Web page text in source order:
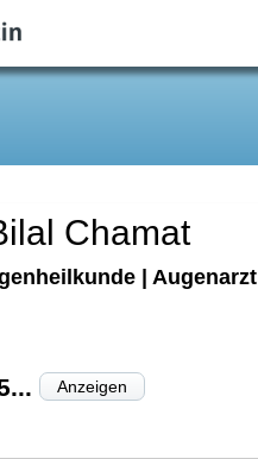
Chamat
| Augenarzt
Anzeigen